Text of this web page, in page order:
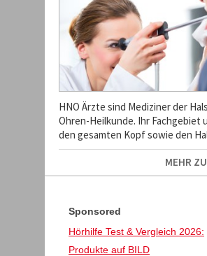
HNO Ärzte sind Mediziner der
Ohren-Heilkunde. Ihr Fachgebiet
den gesamten Kopf sowie den
MEHR